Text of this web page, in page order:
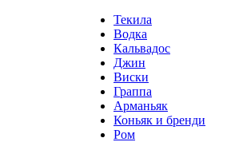
Текила
Водка
Кальвадос
Джин
Виски
Граппа
Арманьяк
Коньяк и бренди
Ром